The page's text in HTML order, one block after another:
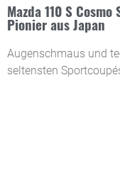
Mazda 110 S
Pionier aus Japan
Augenschmaus und
seltensten